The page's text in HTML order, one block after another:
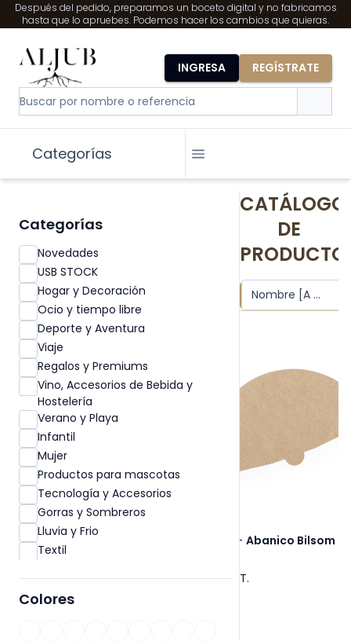
Después del pedido, preparamos un boceto digital y no fabricamos
hasta que lo apruebes. Podemos hacer los cambios que quieras.
INGRESA REGÍSTRATE
Categorías
Categorías
Novedades
USB STOCK
Hogar y Decoración
Ocio y tiempo libre
Deporte y Aventura
Viaje
Regalos y Premiums
Vino, Accesorios de Bebida y
Hostelería
Verano y Playa
Infantil
Mujer
Productos para mascotas
Tecnología y Accesorios
Gorras y Sombreros
Lluvia y Frio
Textil
Limited Edition
Colores
CATÁLOGO
DE
Nombre [A - Z]
- Abanico Bilsom
Tallas:S/T.